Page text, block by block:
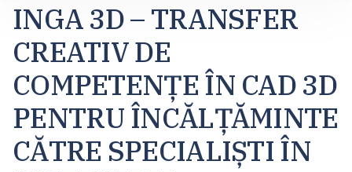
content
INGA 3D – TRANSFER
CREATIV DE
COMPETENȚE ÎN CAD 3D
PENTRU ÎNCĂLȚĂMINTE
CĂTRE SPECIALIȘTI ÎN